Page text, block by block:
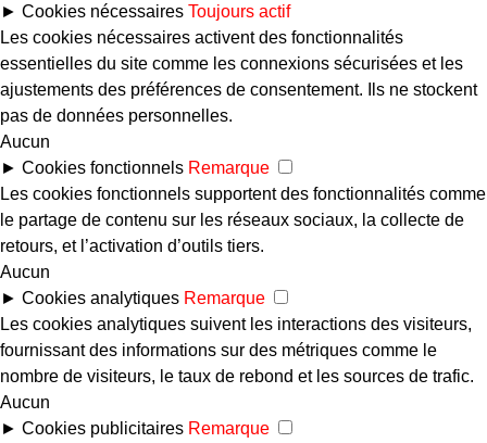
► Cookies nécessaires Toujours actif
Les cookies nécessaires activent des fonctionnalités
essentielles du site comme les connexions sécurisées et les
ajustements des préférences de consentement. Ils ne stockent
pas de données personnelles.
Aucun
► Cookies fonctionnels Remarque
Les cookies fonctionnels supportent des fonctionnalités comme
le partage de contenu sur les réseaux sociaux, la collecte de
retours, et l’activation d’outils tiers.
Aucun
► Cookies analytiques Remarque
Les cookies analytiques suivent les interactions des visiteurs,
fournissant des informations sur des métriques comme le
nombre de visiteurs, le taux de rebond et les sources de trafic.
Aucun
► Cookies publicitaires Remarque